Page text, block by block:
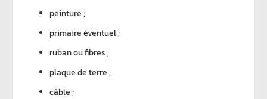
peinture ;
primaire éventuel ;
ruban ou fibres ;
plaque de terre ;
câble ;